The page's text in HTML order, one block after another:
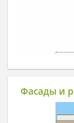
Фасады и